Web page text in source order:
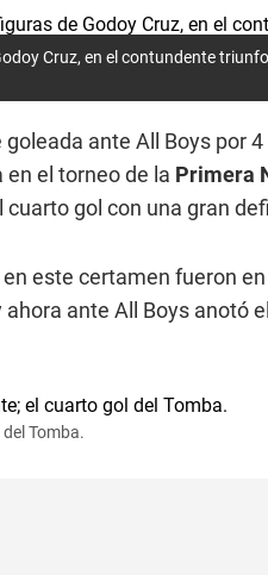
Cruz, en el contundente
ante All Boys por
el torneo de la Primera
gol con una gran
en este certamen fueron
ante All Boys anotó
Tomba.